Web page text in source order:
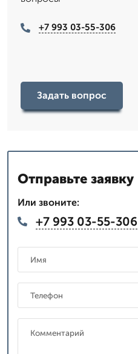
+7 993 03-55-306
Задать вопрос
Отправьте заявку
Или звоните:
+7 993 03-55-306